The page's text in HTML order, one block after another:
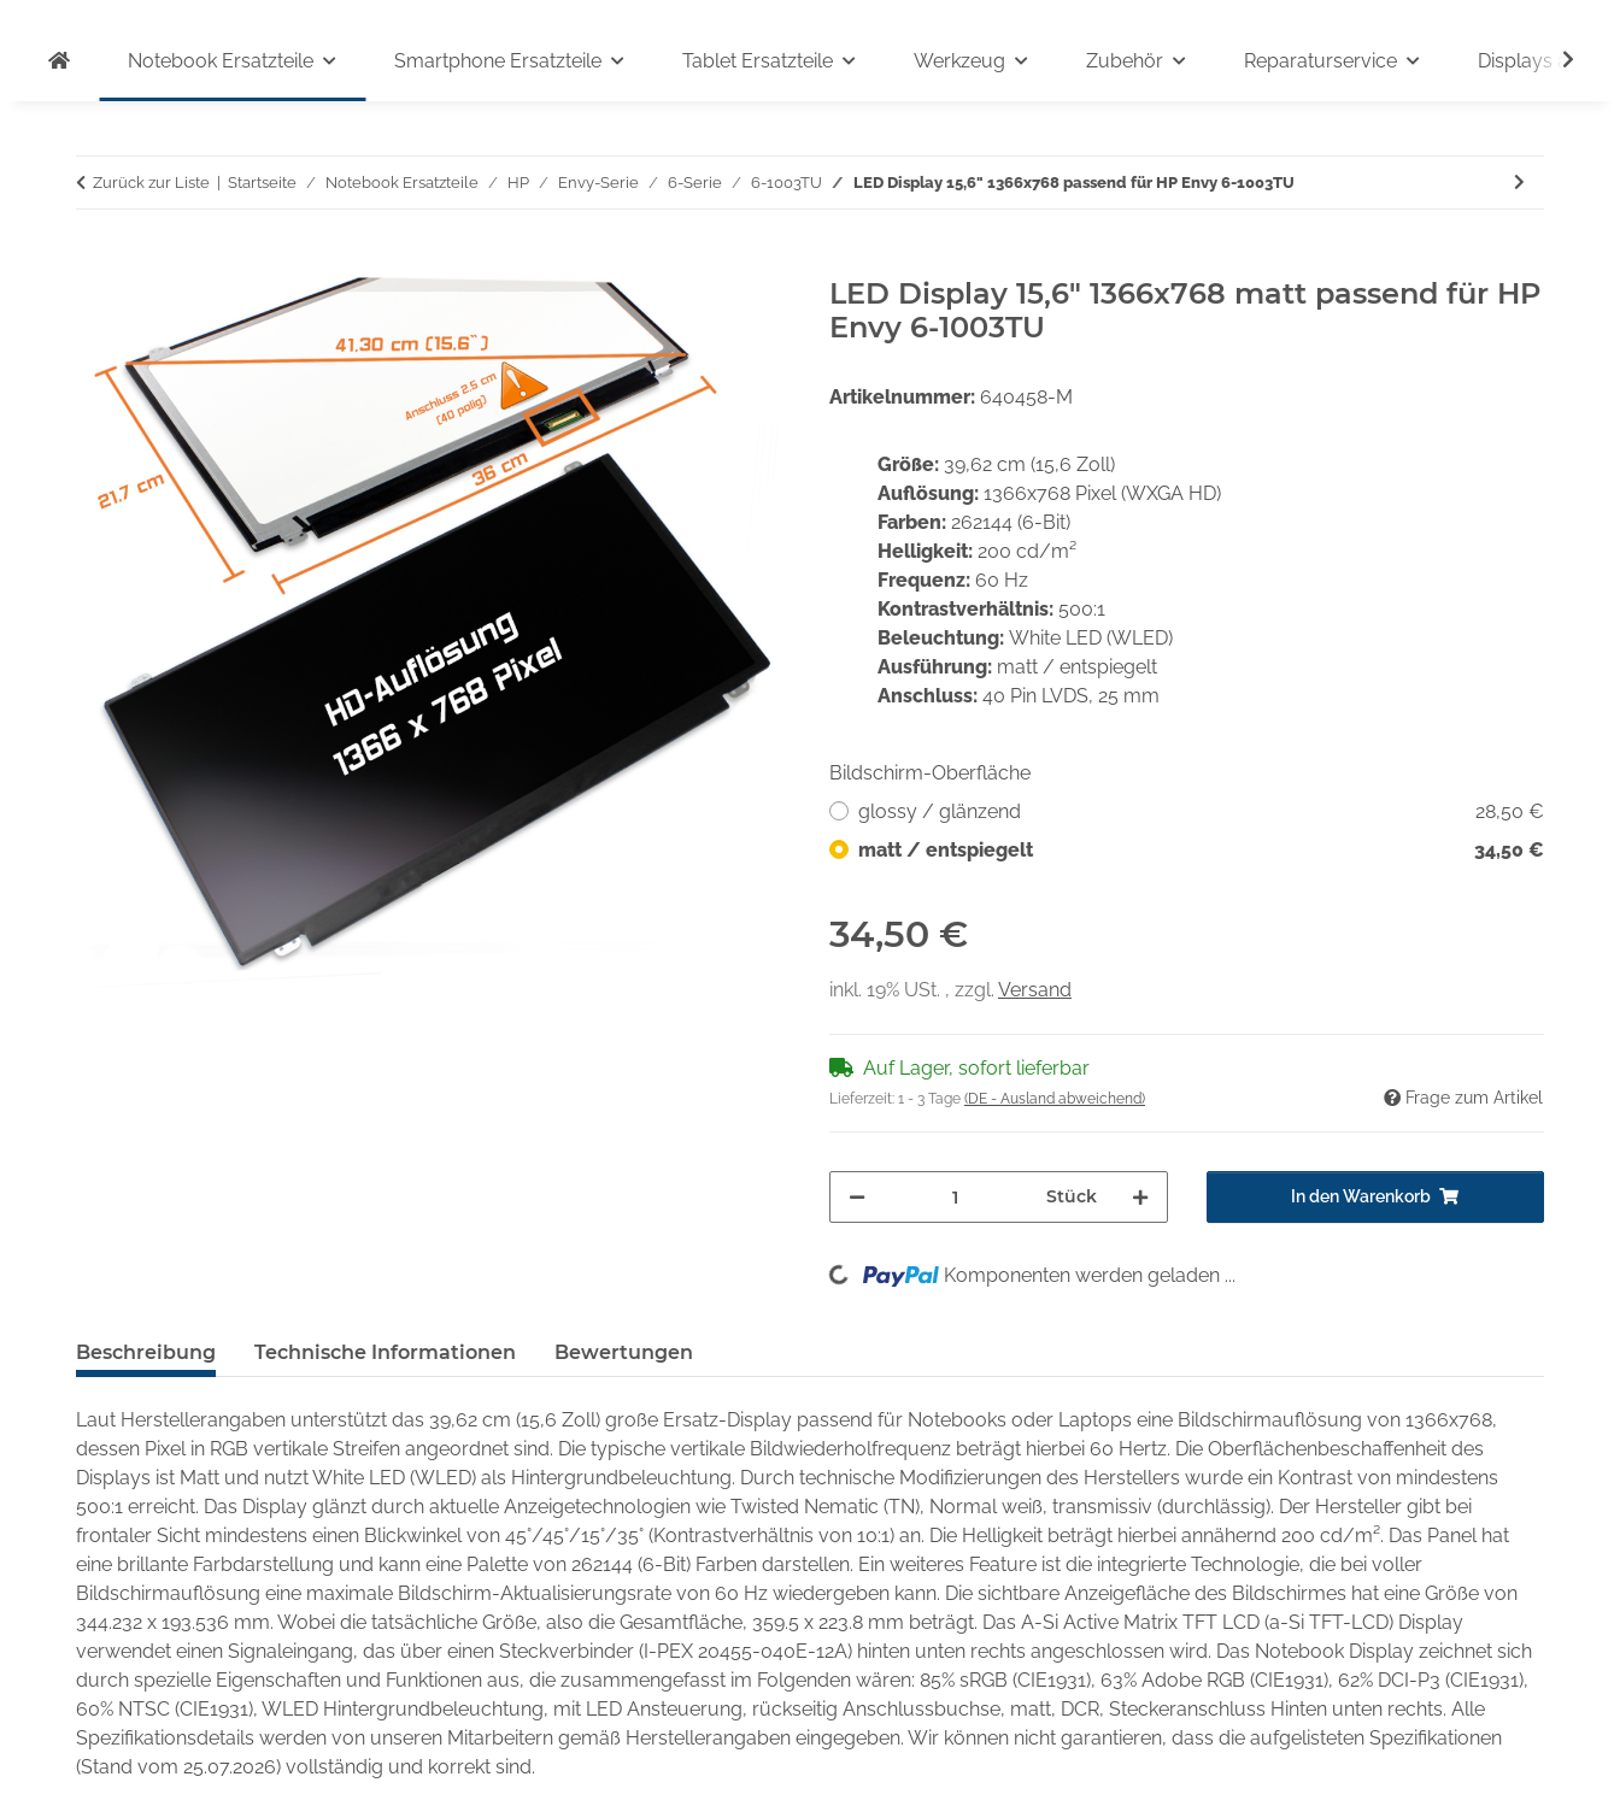
Notebook Ersatzteile Smartphone Ersatzteile Tablet Ersatzteile Werkzeug Zubehör Reparaturservice Displays auf
Zurück zur Liste Startseite Notebook Ersatzteile HP Envy-Serie 6-Serie 6-1003TU LED Display 15,6" 1366x768 passend für HP Envy 6-1003TU
LED Display 15,6" 1366x768 matt passend für HP
Envy 6-1003TU
Artikelnummer: 640458-M
Größe: 39,62 cm (15,6 Zoll)
Auflösung: 1366x768 Pixel (WXGA HD)
Farben: 262144 (6-Bit)
Helligkeit: 200 cd/m²
Frequenz: 60 Hz
Kontrastverhältnis: 500:1
Beleuchtung: White LED (WLED)
Ausführung: matt / entspiegelt
Anschluss: 40 Pin LVDS, 25 mm
Bildschirm-Oberfläche
glossy / glänzend
28,50 €
matt / entspiegelt
34,50 €
34,50 €
inkl. 19% USt. , zzgl. Versand
Auf Lager, sofort lieferbar
Lieferzeit: 1 - 3 Tage (DE - Ausland abweichend) Frage zum Artikel
Stück In den Warenkorb
Loading... Komponenten werden geladen ...
Beschreibung Technische Informationen Bewertungen
Laut Herstellerangaben unterstützt das 39,62 cm (15,6 Zoll) große Ersatz-Display passend für Notebooks oder Laptops eine Bildschirmauflösung von 1366x768,
dessen Pixel in RGB vertikale Streifen angeordnet sind. Die typische vertikale Bildwiederholfrequenz beträgt hierbei 60 Hertz. Die Oberflächenbeschaffenheit des
Displays ist Matt und nutzt White LED (WLED) als Hintergrundbeleuchtung. Durch technische Modifizierungen des Herstellers wurde ein Kontrast von mindestens
500:1 erreicht. Das Display glänzt durch aktuelle Anzeigetechnologien wie Twisted Nematic (TN), Normal weiß, transmissiv (durchlässig). Der Hersteller gibt bei
frontaler Sicht mindestens einen Blickwinkel von 45°/45°/15°/35° (Kontrastverhältnis von 10:1) an. Die Helligkeit beträgt hierbei annähernd 200 cd/m². Das Panel hat
eine brillante Farbdarstellung und kann eine Palette von 262144 (6-Bit) Farben darstellen. Ein weiteres Feature ist die integrierte Technologie, die bei voller
Bildschirmauflösung eine maximale Bildschirm-Aktualisierungsrate von 60 Hz wiedergeben kann. Die sichtbare Anzeigefläche des Bildschirmes hat eine Größe von
344.232 x 193.536 mm. Wobei die tatsächliche Größe, also die Gesamtfläche, 359.5 x 223.8 mm beträgt. Das A-Si Active Matrix TFT LCD (a-Si TFT-LCD) Display
verwendet einen Signaleingang, das über einen Steckverbinder (I-PEX 20455-040E-12A) hinten unten rechts angeschlossen wird. Das Notebook Display zeichnet sich
durch spezielle Eigenschaften und Funktionen aus, die zusammengefasst im Folgenden wären: 85% sRGB (CIE1931), 63% Adobe RGB (CIE1931), 62% DCI-P3 (CIE1931),
60% NTSC (CIE1931), WLED Hintergrundbeleuchtung, mit LED Ansteuerung, rückseitig Anschlussbuchse, matt, DCR, Steckeranschluss Hinten unten rechts. Alle
Spezifikationsdetails werden von unseren Mitarbeitern gemäß Herstellerangaben eingegeben. Wir können nicht garantieren, dass die aufgelisteten Spezifikationen
(Stand vom 25.07.2026) vollständig und korrekt sind.